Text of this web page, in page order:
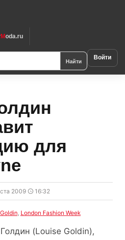
Moda.ru
Найти Войти
для
2009 16:32
, London Fashion Week
(Louise Goldin),